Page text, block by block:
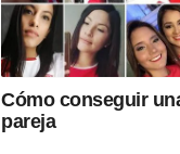
Cómo conseguir
pareja